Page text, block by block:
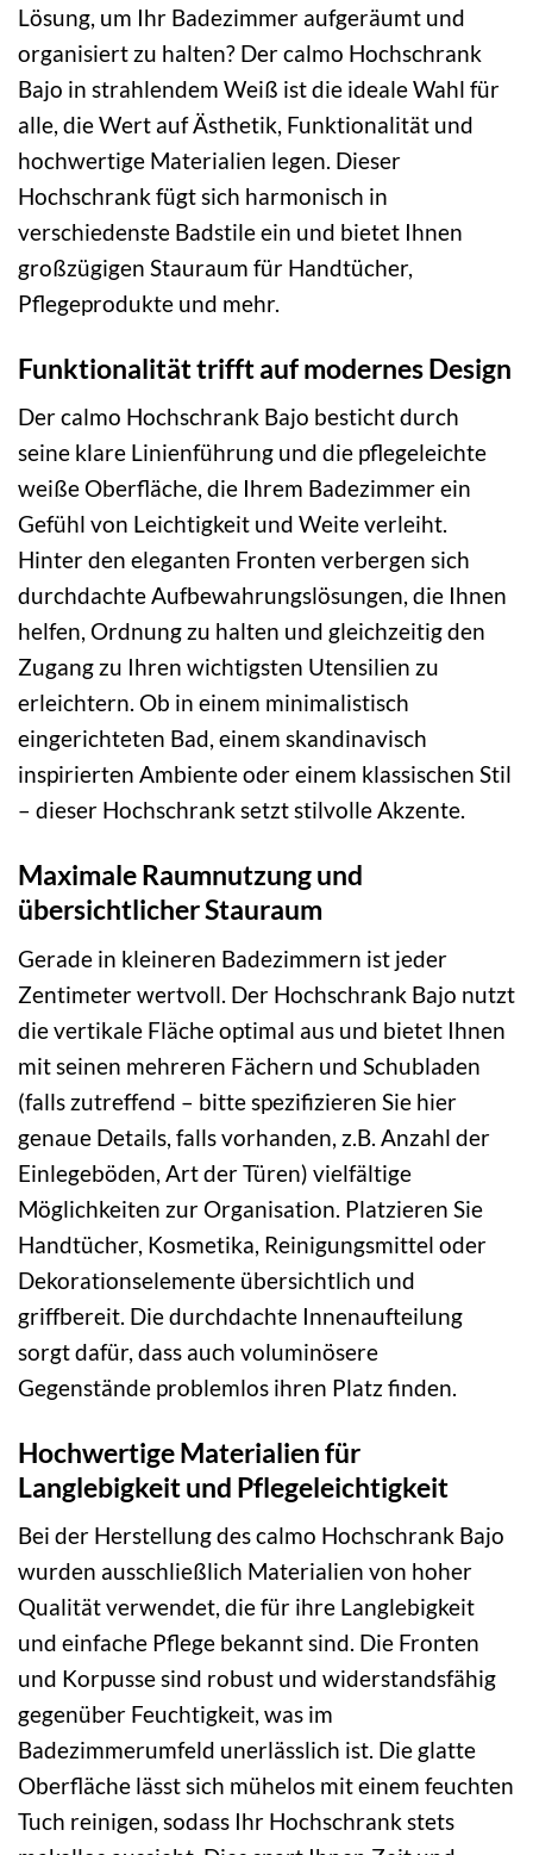
Lösung, um Ihr Badezimmer aufgeräumt und
organisiert zu halten? Der calmo Hochschrank
Bajo in strahlendem Weiß ist die ideale Wahl für
alle, die Wert auf Ästhetik, Funktionalität und
hochwertige Materialien legen. Dieser
Hochschrank fügt sich harmonisch in
verschiedenste Badstile ein und bietet Ihnen
großzügigen Stauraum für Handtücher,
Pflegeprodukte und mehr.
Funktionalität trifft auf modernes Design
Der calmo Hochschrank Bajo besticht durch
seine klare Linienführung und die pflegeleichte
weiße Oberfläche, die Ihrem Badezimmer ein
Gefühl von Leichtigkeit und Weite verleiht.
Hinter den eleganten Fronten verbergen sich
durchdachte Aufbewahrungslösungen, die Ihnen
helfen, Ordnung zu halten und gleichzeitig den
Zugang zu Ihren wichtigsten Utensilien zu
erleichtern. Ob in einem minimalistisch
eingerichteten Bad, einem skandinavisch
inspirierten Ambiente oder einem klassischen Stil
– dieser Hochschrank setzt stilvolle Akzente.
Maximale Raumnutzung und
übersichtlicher Stauraum
Gerade in kleineren Badezimmern ist jeder
Zentimeter wertvoll. Der Hochschrank Bajo nutzt
die vertikale Fläche optimal aus und bietet Ihnen
mit seinen mehreren Fächern und Schubladen
(falls zutreffend – bitte spezifizieren Sie hier
genaue Details, falls vorhanden, z.B. Anzahl der
Einlegeböden, Art der Türen) vielfältige
Möglichkeiten zur Organisation. Platzieren Sie
Handtücher, Kosmetika, Reinigungsmittel oder
Dekorationselemente übersichtlich und
griffbereit. Die durchdachte Innenaufteilung
sorgt dafür, dass auch voluminösere
Gegenstände problemlos ihren Platz finden.
Hochwertige Materialien für
Langlebigkeit und Pflegeleichtigkeit
Bei der Herstellung des calmo Hochschrank Bajo
wurden ausschließlich Materialien von hoher
Qualität verwendet, die für ihre Langlebigkeit
und einfache Pflege bekannt sind. Die Fronten
und Korpusse sind robust und widerstandsfähig
gegenüber Feuchtigkeit, was im
Badezimmerumfeld unerlässlich ist. Die glatte
Oberfläche lässt sich mühelos mit einem feuchten
Tuch reinigen, sodass Ihr Hochschrank stets